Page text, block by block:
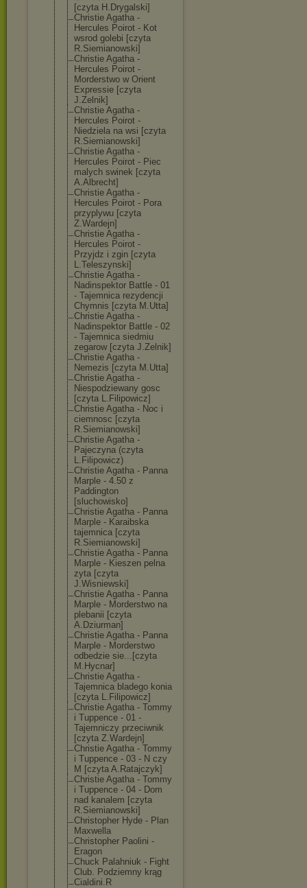
[czyta H.Drygalski]
Christie Agatha -
Hercules Poirot - Kot
wsrod golebi [czyta
R.Siemianowski]
Christie Agatha -
Hercules Poirot -
Morderstwo w Orient
Expressie [czyta
J.Zelnik]
Christie Agatha -
Hercules Poirot -
Niedziela na wsi [czyta
R.Siemianowski]
Christie Agatha -
Hercules Poirot - Piec
malych swinek [czyta
A.Albrecht]
Christie Agatha -
Hercules Poirot - Pora
przyplywu [czyta
Z.Wardejn]
Christie Agatha -
Hercules Poirot -
Przyjdz i zgin [czyta
L.Teleszynski]
Christie Agatha -
Nadinspektor Battle - 01
- Tajemnica rezydencji
Chymnis [czyta M.Utta]
Christie Agatha -
Nadinspektor Battle - 02
- Tajemnica siedmiu
zegarow [czyta J.Zelnik]
Christie Agatha -
Nemezis [czyta M.Utta]
Christie Agatha -
Niespodziewany gosc
[czyta L.Filipowicz]
Christie Agatha - Noc i
ciemnosc [czyta
R.Siemianowski]
Christie Agatha -
Pajeczyna (czyta
L.Filipowicz)
Christie Agatha - Panna
Marple - 4.50 z
Paddington
[sluchowisko]
Christie Agatha - Panna
Marple - Karaibska
tajemnica [czyta
R.Siemianowski]
Christie Agatha - Panna
Marple - Kieszen pelna
zyta [czyta
J.Wisniewski]
Christie Agatha - Panna
Marple - Morderstwo na
plebanii [czyta
A.Dziurman]
Christie Agatha - Panna
Marple - Morderstwo
odbedzie sie...[czyta
M.Hycnar]
Christie Agatha -
Tajemnica bladego konia
[czyta L.Filipowicz]
Christie Agatha - Tommy
i Tuppence - 01 -
Tajemniczy przeciwnik
[czyta Z.Wardejn]
Christie Agatha - Tommy
i Tuppence - 03 - N czy
M [czyta A.Ratajczyk]
Christie Agatha - Tommy
i Tuppence - 04 - Dom
nad kanalem [czyta
R.Siemianowski]
Christopher Hyde - Plan
Maxwella
Christopher Paolini -
Eragon
Chuck Palahniuk - Fight
Club. Podziemny krąg
Cialdini.R